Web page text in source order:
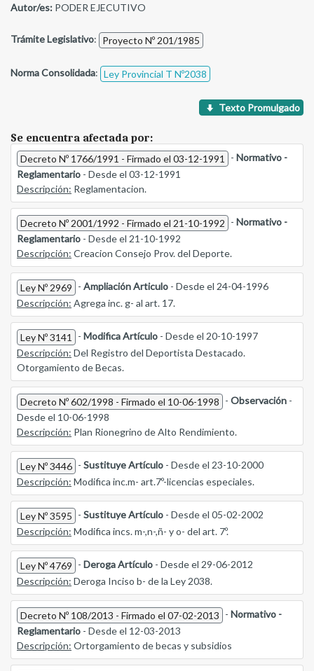
Autor/es: PODER EJECUTIVO
Trámite Legislativo: Proyecto Nº 201/1985
Norma Consolidada: Ley Provincial T Nº2038
Texto Promulgado
Se encuentra afectada por:
Decreto Nº 1766/1991 - Firmado el 03-12-1991 - Normativo -
Reglamentario - Desde el 03-12-1991
Descripción: Reglamentacion.
Decreto Nº 2001/1992 - Firmado el 21-10-1992 - Normativo -
Reglamentario - Desde el 21-10-1992
Descripción: Creacion Consejo Prov. del Deporte.
Ley Nº 2969 - Ampliación Articulo - Desde el 24-04-1996
Descripción: Agrega inc. g- al art. 17.
Ley Nº 3141 - Modifica Artículo - Desde el 20-10-1997
Descripción: Del Registro del Deportista Destacado.
Otorgamiento de Becas.
Decreto Nº 602/1998 - Firmado el 10-06-1998 - Observación -
Desde el 10-06-1998
Descripción: Plan Rionegrino de Alto Rendimiento.
Ley Nº 3446 - Sustituye Artículo - Desde el 23-10-2000
Descripción: Modifica inc.m- art.7º-licencias especiales.
Ley Nº 3595 - Sustituye Artículo - Desde el 05-02-2002
Descripción: Modifica incs. m-,n-,ñ- y o- del art. 7º.
Ley Nº 4769 - Deroga Artículo - Desde el 29-06-2012
Descripción: Deroga Inciso b- de la Ley 2038.
Decreto Nº 108/2013 - Firmado el 07-02-2013 - Normativo -
Reglamentario - Desde el 12-03-2013
Descripción: Ortorgamiento de becas y subsidios